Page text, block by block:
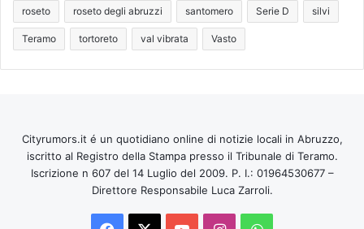
roseto roseto degli abruzzi santomero Serie D silvi
Teramo tortoreto val vibrata Vasto
Cityrumors.it é un quotidiano online di notizie locali in Abruzzo,
iscritto al Registro della Stampa presso il Tribunale di Teramo.
Iscrizione n 607 del 14 Luglio del 2009. P. I.: 01964530677 –
Direttore Responsabile Luca Zarroli.